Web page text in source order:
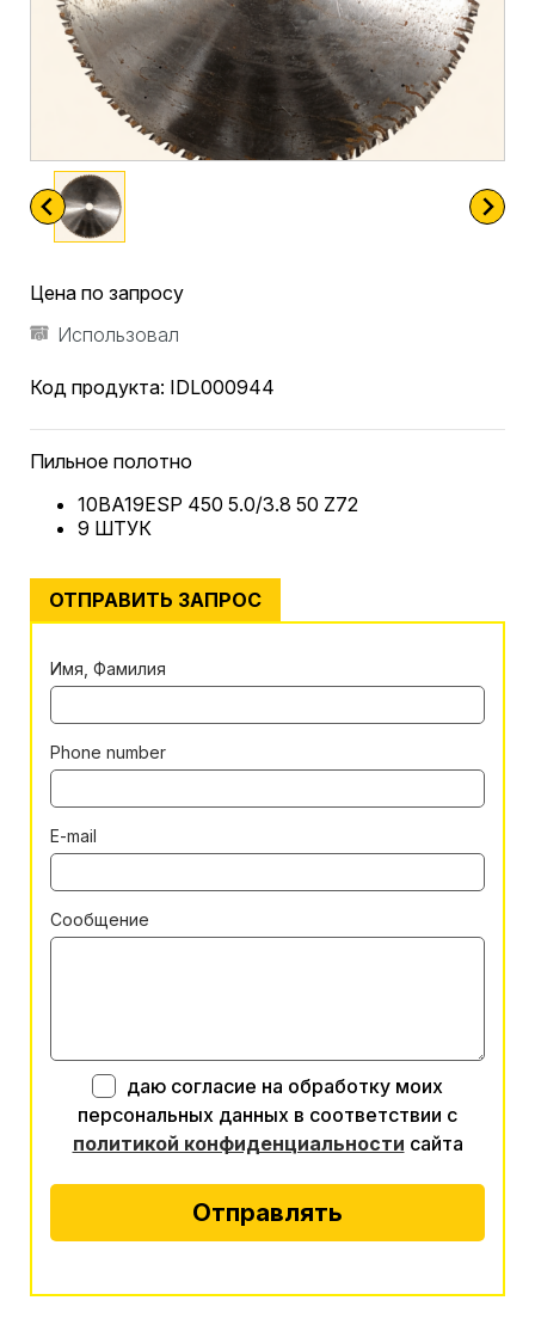
Цена по запросу
Использовал
Код продукта: IDL000944
Пильное полотно
10BA19ESP 450 5.0/3.8 50 Z72
9 ШТУК
ОТПРАВИТЬ ЗАПРОС
Имя, Фамилия
Phone number
E-mail
Сообщение
даю согласие на обработку моих
персональных данных в соответствии с
политикой конфиденциальности сайта
Отправлять